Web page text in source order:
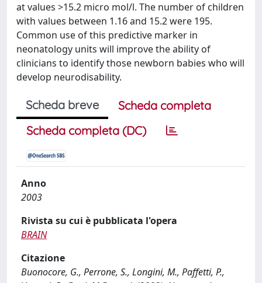
at values >15.2 micro mol/l. The number of children
with values between 1.16 and 15.2 were 195.
Common use of this predictive marker in
neonatology units will improve the ability of
clinicians to identify those newborn babies who will
develop neurodisability.
Scheda breve
Scheda completa
Scheda completa (DC)
Anno
2003
Rivista su cui è pubblicata l'opera
BRAIN
Citazione
Buonocore, G., Perrone, S., Longini, M., Paffetti, P.,